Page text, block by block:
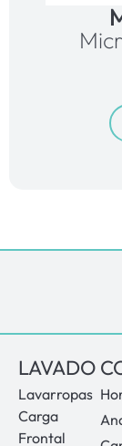
LAVADO
Lavarropas
Carga
Frontal